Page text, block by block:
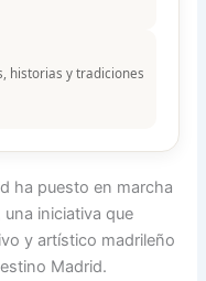
historias y tradiciones
ha puesto en marcha
iniciativa que
y artístico madrileño
Madrid.